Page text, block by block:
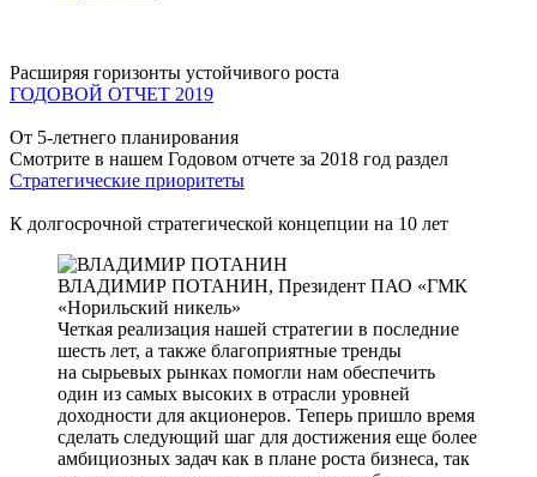
Расширяя горизонты устойчивого роста
ГОДОВОЙ ОТЧЕТ 2019
От 5-летнего планирования
Смотрите в нашем Годовом отчете за 2018 год раздел
Стратегические приоритеты
К долгосрочной стратегической концепции на 10 лет
ВЛАДИМИР ПОТАНИН, Президент ПАО «ГМК
«Норильский никель»
Четкая реализация нашей стратегии в последние
шесть лет, а также благоприятные тренды
на сырьевых рынках помогли нам обеспечить
один из самых высоких в отрасли уровней
доходности для акционеров. Теперь пришло время
сделать следующий шаг для достижения еще более
амбициозных задач как в плане роста бизнеса, так